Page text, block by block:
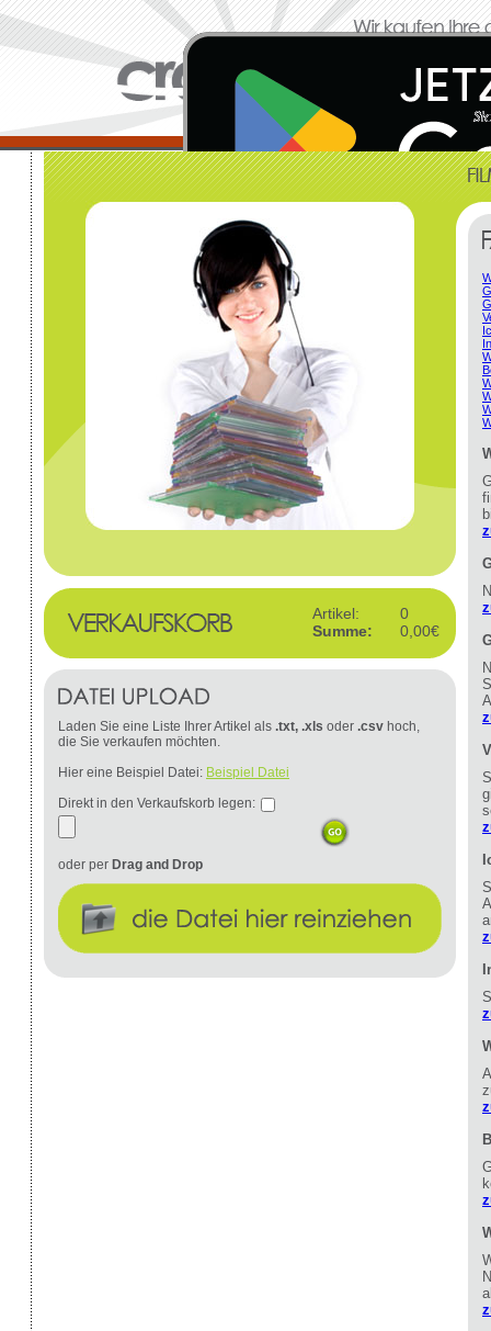
Artikel:
0
Summe:
0,00€
Laden Sie eine Liste Ihrer Artikel als .txt, .xls oder .csv hoch,
die Sie verkaufen möchten.
Hier eine Beispiel Datei: Beispiel Datei
Direkt in den Verkaufskorb legen:
oder per Drag and Drop